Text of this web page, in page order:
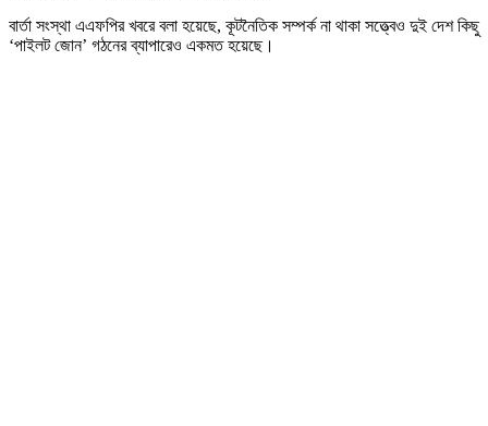
বার্তা সংস্থা এএফপির খবরে বলা হয়েছে, কূটনৈতিক সম্পর্ক না থাকা সত্ত্বেও দুই দেশ কিছু
‘পাইলট জোন’ গঠনের ব্যাপারেও একমত হয়েছে।